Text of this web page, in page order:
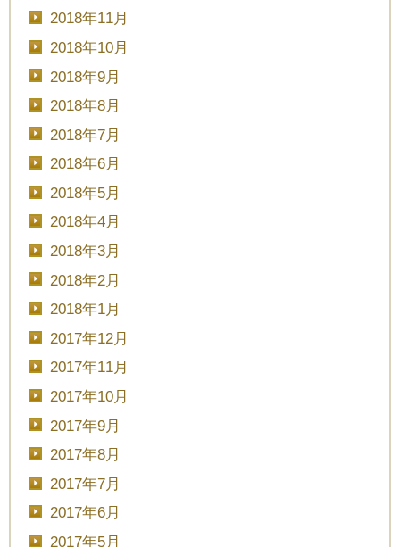
2018年11月
2018年10月
2018年9月
2018年8月
2018年7月
2018年6月
2018年5月
2018年4月
2018年3月
2018年2月
2018年1月
2017年12月
2017年11月
2017年10月
2017年9月
2017年8月
2017年7月
2017年6月
2017年5月